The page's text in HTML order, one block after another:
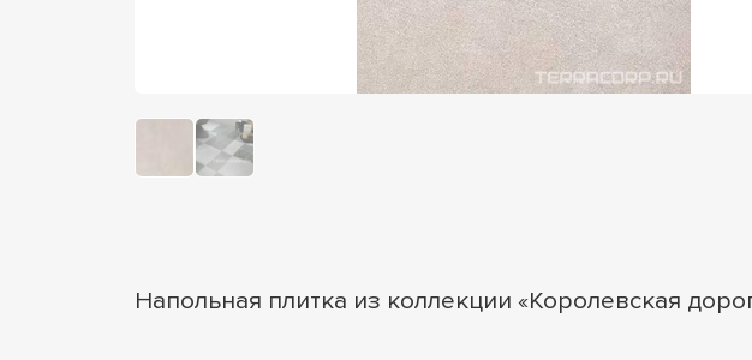
Напольная плитка из коллекции «Королевская